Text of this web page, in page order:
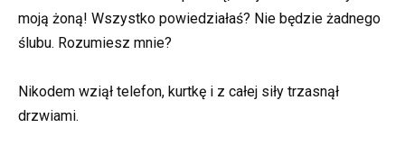
moją żoną! Wszystko powiedziałaś? Nie będzie żadnego
ślubu. Rozumiesz mnie?
Nikodem wziął telefon, kurtkę i z całej siły trzasnął
drzwiami.